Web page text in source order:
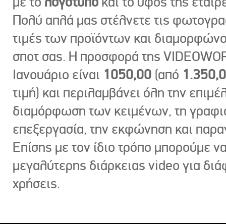
Πολύ απλά μας στέλνετε τις
τιμές των προϊόντων και
σποτ σας. Η προσφορά της
Ιανουάριο είναι 1050,00 (από
τιμή) και περιλαμβάνει όλη την
διαμόρφωση των κειμένων, τη
επεξεργασία, την εκφώνηση και
Επίσης με τον ίδιο τρόπο μπορούμε
μεγαλύτερης διάρκειας video για
χρήσεις.